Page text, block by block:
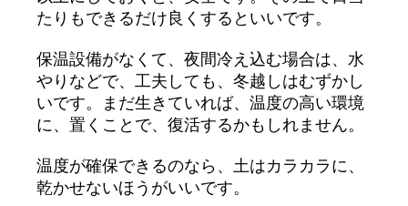
たりもできるだけ良くするといいです。
保温設備がなくて、夜間冷え込む場合は、水
やりなどで、工夫しても、冬越しはむずかし
いです。まだ生きていれば、温度の高い環境
に、置くことで、復活するかもしれません。
温度が確保できるのなら、土はカラカラに、
乾かせないほうがいいです。